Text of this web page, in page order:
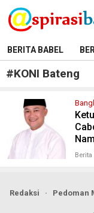
BERITA BABEL
#KONI Bateng
Berita
Redaksi Pedoman